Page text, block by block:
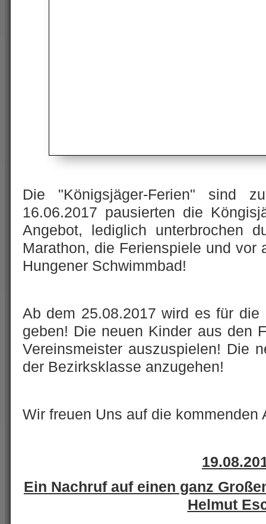
Die "Königsjäger-Ferien" sind
16.06.2017 pausierten die
Angebot, lediglich unterbrochen
Marathon, die Ferienspiele und vor
Hungener Schwimmbad!
Ab dem 25.08.2017 wird es für
geben! Die neuen Kinder aus den
Vereinsmeister auszuspielen! Die
der Bezirksklasse anzugehen!
Wir freuen Uns auf die kommenden
Ein Nachruf auf einen ganz
Helmut